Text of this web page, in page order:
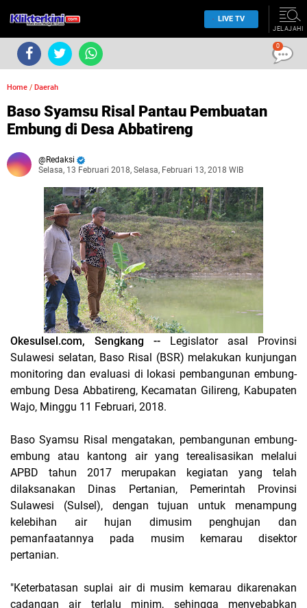
LIVE TV
JELAJAHI
Home / Daerah
Baso Syamsu Risal Pantau Pembuatan
Embung di Desa Abbatireng
Redaksi
Selasa, 13 Februari 2018, Selasa, Februari 13, 2018 WIB
Okesulsel.com, Sengkang -- Legislator asal Provinsi
Sulawesi selatan, Baso Risal (BSR) melakukan kunjungan
monitoring dan evaluasi di lokasi pembangunan embung-
embung Desa Abbatireng, Kecamatan Gilireng, Kabupaten
Wajo, Minggu 11 Februari, 2018.
Baso Syamsu Risal mengatakan, pembangunan embung-
embung atau kantong air yang terealisasikan melalui
APBD tahun 2017 merupakan kegiatan yang telah
dilaksanakan Dinas Pertanian, Pemerintah Provinsi
Sulawesi (Sulsel), dengan tujuan untuk menampung
kelebihan air hujan dimusim penghujan dan
pemanfaatannya pada musim kemarau disektor
pertanian.
"Keterbatasan suplai air di musim kemarau dikarenakan
cadangan air terlalu minim, sehingga menyebabkan
0